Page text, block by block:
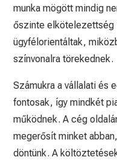
munka mögött mindig
őszinte elkötelezettség
ügyfélorientáltak,
színvonalra törekednek.
Számukra a vállalati és
fontosak, így mindkét
működnek. A cég
megerősít minket
döntünk. A